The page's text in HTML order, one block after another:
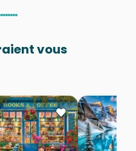
vous